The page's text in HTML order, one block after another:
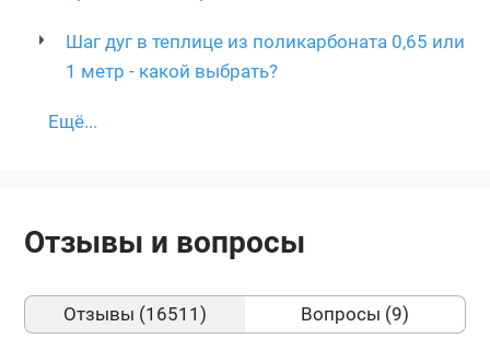
Шаг дуг в теплице из поликарбоната 0,65 или
1 метр - какой выбрать?
Ещё...
Отзывы и вопросы
Отзывы (16511) Вопросы (9)